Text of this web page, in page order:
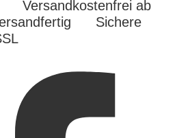
Versandkostenfrei ab
Sichere